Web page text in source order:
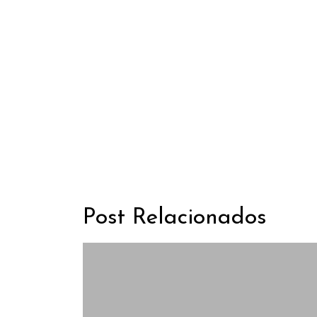
Post Relacionados